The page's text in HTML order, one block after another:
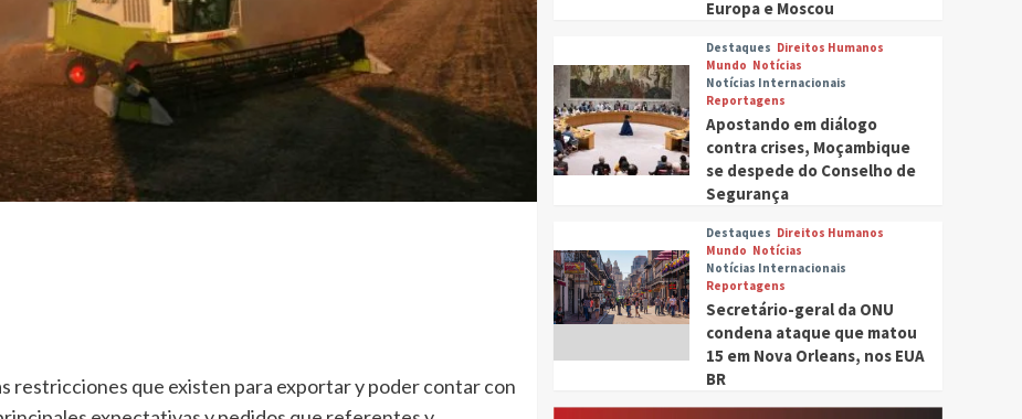
restricciones que existen para exportar y poder contar con
Europa e Moscou
Destaques Direitos Humanos
Mundo Notícias
Notícias Internacionais
Reportagens
Apostando em diálogo
contra crises, Moçambique
se despede do Conselho de
Segurança
Destaques Direitos Humanos
Mundo Notícias
Notícias Internacionais
Reportagens
Secretário-geral da ONU
condena ataque que matou
15 em Nova Orleans, nos EUA
BR